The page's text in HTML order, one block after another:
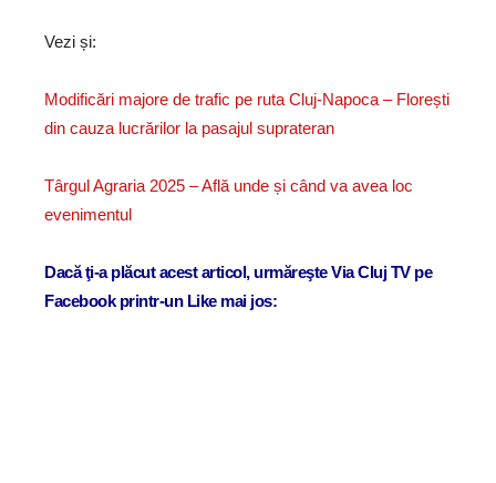
Vezi și:
Modificări majore de trafic pe ruta Cluj-Napoca – Florești
din cauza lucrărilor la pasajul suprateran
Târgul Agraria 2025 – Află unde și când va avea loc
evenimentul
Dacă ţi-a plăcut acest articol, urmăreşte Via Cluj TV pe
Facebook printr-un Like mai jos: